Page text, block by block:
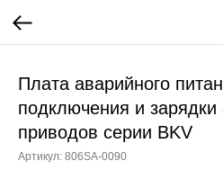
Плата аварийного
подключения и зарядки
приводов серии BKV
Артикул: 806SA-0090